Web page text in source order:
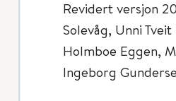
Revidert versjon
Solevåg, Unni
Holmboe Eggen,
Ingeborg